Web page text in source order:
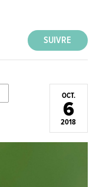
SUIVRE
OCT.
6
2018